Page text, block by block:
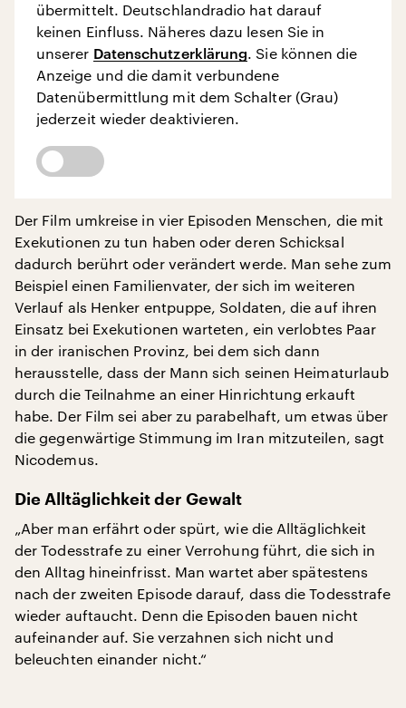
übermittelt. Deutschlandradio hat darauf
keinen Einfluss. Näheres dazu lesen Sie in
unserer Datenschutzerklärung. Sie können die
Anzeige und die damit verbundene
Datenübermittlung mit dem Schalter (Grau)
jederzeit wieder deaktivieren.
Der Film umkreise in vier Episoden Menschen, die mit
Exekutionen zu tun haben oder deren Schicksal
dadurch berührt oder verändert werde. Man sehe zum
Beispiel einen Familienvater, der sich im weiteren
Verlauf als Henker entpuppe, Soldaten, die auf ihren
Einsatz bei Exekutionen warteten, ein verlobtes Paar
in der iranischen Provinz, bei dem sich dann
herausstelle, dass der Mann sich seinen Heimaturlaub
durch die Teilnahme an einer Hinrichtung erkauft
habe. Der Film sei aber zu parabelhaft, um etwas über
die gegenwärtige Stimmung im Iran mitzuteilen, sagt
Nicodemus.
Die Alltäglichkeit der Gewalt
„Aber man erfährt oder spürt, wie die Alltäglichkeit
der Todesstrafe zu einer Verrohung führt, die sich in
den Alltag hineinfrisst. Man wartet aber spätestens
nach der zweiten Episode darauf, dass die Todesstrafe
wieder auftaucht. Denn die Episoden bauen nicht
aufeinander auf. Sie verzahnen sich nicht und
beleuchten einander nicht.“